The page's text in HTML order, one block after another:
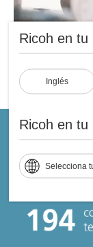
Ricoh en tu
Inglés
Ricoh en tu
Selecciona